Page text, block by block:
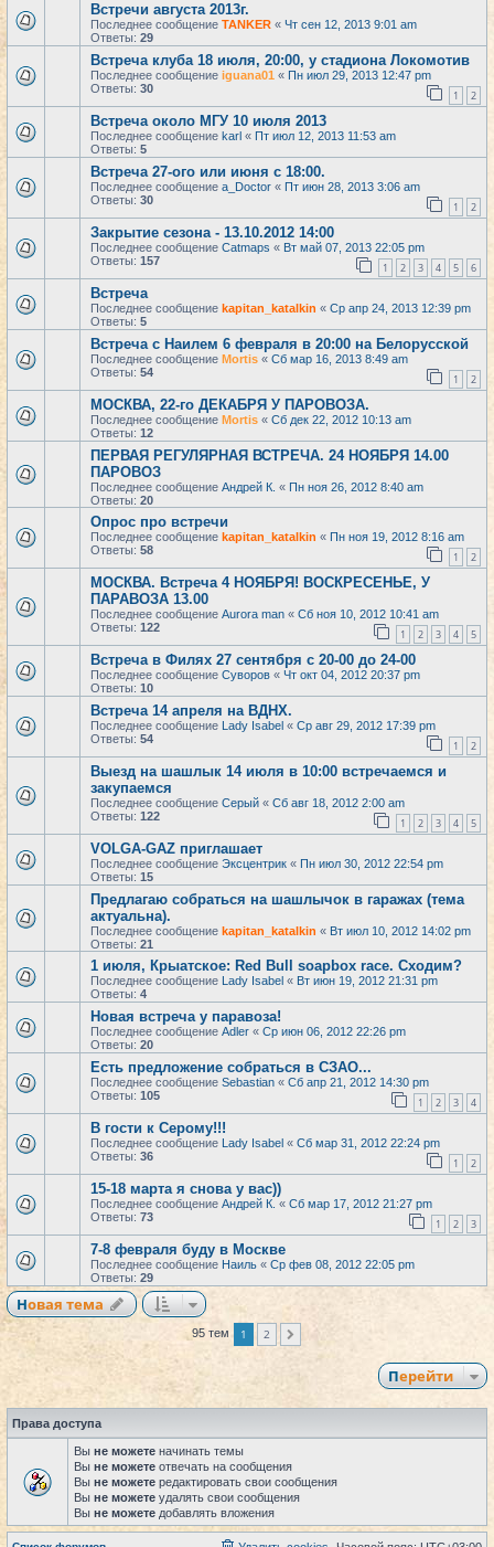
Встречи августа 2013г.
Последнее сообщение TANKER « Чт сен 12, 2013 9:01 am
Ответы: 29
Встреча клуба 18 июля, 20:00, у стадиона Локомотив
Последнее сообщение iguana01 « Пн июл 29, 2013 12:47 pm
Ответы: 30 1 2
Встреча около МГУ 10 июля 2013
Последнее сообщение karl « Пт июл 12, 2013 11:53 am
Ответы: 5
Встреча 27-ого или июня с 18:00.
Последнее сообщение a_Doctor « Пт июн 28, 2013 3:06 am
Ответы: 30 1 2
Закрытие сезона - 13.10.2012 14:00
Последнее сообщение Catmaps « Вт май 07, 2013 22:05 pm
Ответы: 157 1 2 3 4 5 6
Встреча
Последнее сообщение kapitan_katalkin « Ср апр 24, 2013 12:39 pm
Ответы: 5
Встреча с Наилем 6 февраля в 20:00 на Белорусской
Последнее сообщение Mortis « Сб мар 16, 2013 8:49 am
Ответы: 54 1 2
МОСКВА, 22-го ДЕКАБРЯ У ПАРОВОЗА.
Последнее сообщение Mortis « Сб дек 22, 2012 10:13 am
Ответы: 12
ПЕРВАЯ РЕГУЛЯРНАЯ ВСТРЕЧА. 24 НОЯБРЯ 14.00
ПАРОВОЗ
Последнее сообщение Андрей К. « Пн ноя 26, 2012 8:40 am
Ответы: 20
Опрос про встречи
Последнее сообщение kapitan_katalkin « Пн ноя 19, 2012 8:16 am
Ответы: 58 1 2
МОСКВА. Встреча 4 НОЯБРЯ! ВОСКРЕСЕНЬЕ, У
ПАРАВОЗА 13.00
Последнее сообщение Aurora man « Сб ноя 10, 2012 10:41 am
Ответы: 122 1 2 3 4 5
Встреча в Филях 27 сентября с 20-00 до 24-00
Последнее сообщение Суворов « Чт окт 04, 2012 20:37 pm
Ответы: 10
Встреча 14 апреля на ВДНХ.
Последнее сообщение Lady Isabel « Ср авг 29, 2012 17:39 pm
Ответы: 54 1 2
Выезд на шашлык 14 июля в 10:00 встречаемся и
закупаемся
Последнее сообщение Серый « Сб авг 18, 2012 2:00 am
Ответы: 122 1 2 3 4 5
VOLGA-GAZ приглашает
Последнее сообщение Эксцентрик « Пн июл 30, 2012 22:54 pm
Ответы: 15
Предлагаю собраться на шашлычок в гаражах (тема
актуальна).
Последнее сообщение kapitan_katalkin « Вт июл 10, 2012 14:02 pm
Ответы: 21
1 июля, Крыатское: Red Bull soapbox race. Сходим?
Последнее сообщение Lady Isabel « Вт июн 19, 2012 21:31 pm
Ответы: 4
Новая встреча у паравоза!
Последнее сообщение Adler « Ср июн 06, 2012 22:26 pm
Ответы: 20
Есть предложение собраться в СЗАО...
Последнее сообщение Sebastian « Сб апр 21, 2012 14:30 pm
Ответы: 105 1 2 3 4
В гости к Серому!!!
Последнее сообщение Lady Isabel « Сб мар 31, 2012 22:24 pm
Ответы: 36 1 2
15-18 марта я снова у вас))
Последнее сообщение Андрей К. « Сб мар 17, 2012 21:27 pm
Ответы: 73 1 2 3
7-8 февраля буду в Москве
Последнее сообщение Наиль « Ср фев 08, 2012 22:05 pm
Ответы: 29
Новая тема
95 тем 1 2
Перейти
Права доступа
Вы не можете начинать темы
Вы не можете отвечать на сообщения
Вы не можете редактировать свои сообщения
Вы не можете удалять свои сообщения
Вы не можете добавлять вложения